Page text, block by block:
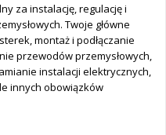
za instalację, regulację i
Twoje główne
montaż i podłączanie
przewodów przemysłowych,
instalacji elektrycznych,
innych obowiązków